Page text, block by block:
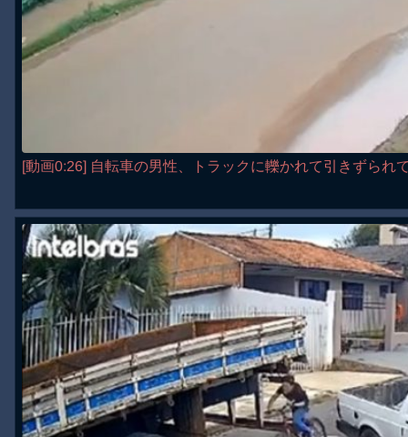
[動画0:26] 自転車の男性、トラックに轢かれて引きずられ